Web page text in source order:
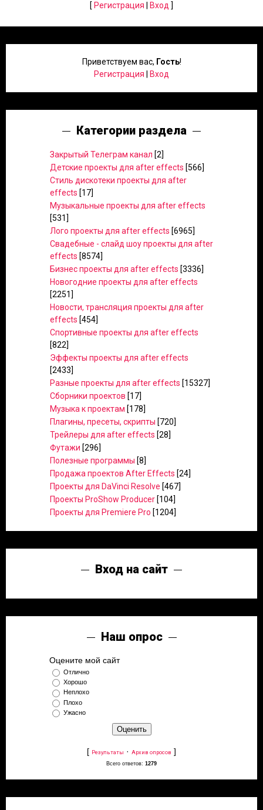
[ Регистрация Вход ]
Приветствуем вас, Гость!
Регистрация
Вход
Категории раздела
Закрытый Телеграм канал [2]
Детские проекты для after effects [566]
Стиль дискотеки проекты для after
effects [17]
Музыкальные проекты для after effects
[531]
Лого проекты для after effects [6965]
Свадебные - слайд шоу проекты для after
effects [8574]
Бизнес проекты для after effects [3336]
Новогодние проекты для after effects
[2251]
Новости, трансляция проекты для after
effects [454]
Спортивные проекты для after effects
[822]
Эффекты проекты для after effects
[2433]
Разные проекты для after effects [15327]
Сборники проектов [17]
Музыка к проектам [178]
Плагины, пресеты, скрипты [720]
Трейлеры для after effects [28]
Футажи [296]
Полезные программы [8]
Продажа проектов After Effects [24]
Проекты для DaVinci Resolve [467]
Проекты ProShow Producer [104]
Проекты для Premiere Pro [1204]
Вход на сайт
Наш опрос
Оцените мой сайт
Отлично
Хорошо
Неплохо
Плохо
Ужасно
[ Результаты · Архив опросов ]
Всего ответов: 1279